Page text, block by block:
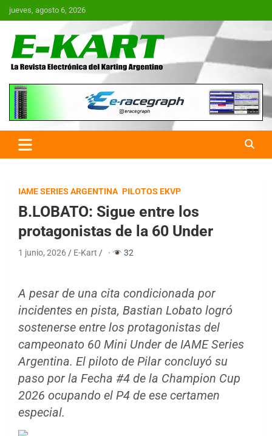
Saltar
al
jueves, agosto 6, 2026
E-Kart.com.ar | La Revista
Electrónica del Karting en
Argentina
IAME SERIES ARGENTINA PILOTOS EKVP
B.LOBATO: Sigue entre los
protagonistas de la 60 Under
1 junio, 2026 E-Kart · 32
A pesar de una cita condicionada por
incidentes en pista, Bastian Lobato logró
sostenerse entre los protagonistas del
campeonato 60 Mini Under de IAME Series
Argentina. El piloto de Pilar concluyó su
paso por la Fecha #4 de la Champion Cup
2026 ocupando el P4 de ese certamen
especial.